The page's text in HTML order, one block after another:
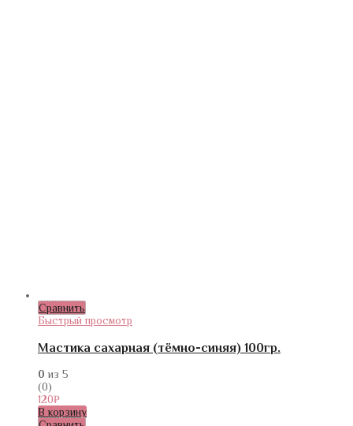
Сравнить
Быстрый просмотр
Мастика сахарная (тёмно-синяя) 100гр.
0 из 5
(0)
120₽
В корзину